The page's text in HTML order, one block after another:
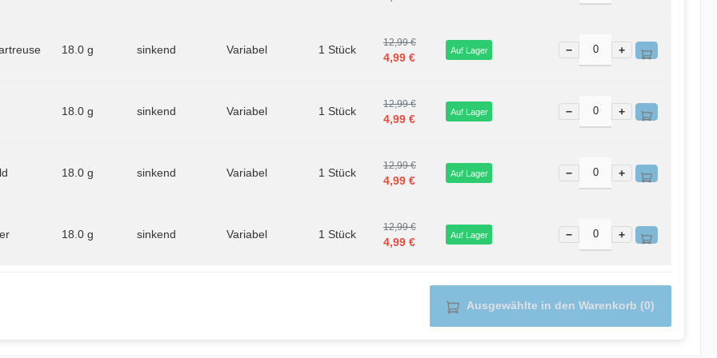
18.0 g sinkend Variabel 1 Stück
12,99 €
4,99 €
Auf Lager − +
18.0 g sinkend Variabel 1 Stück
12,99 €
4,99 €
Auf Lager − +
18.0 g sinkend Variabel 1 Stück
12,99 €
4,99 €
Auf Lager − +
18.0 g sinkend Variabel 1 Stück
12,99 €
4,99 €
Auf Lager − +
Ausgewählte in den Warenkorb (0)